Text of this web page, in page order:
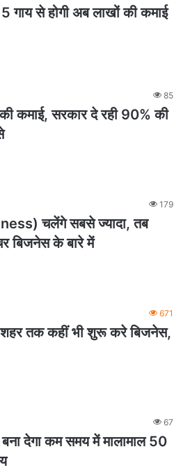
गाय से होगी अब लाखों की कमाई
85
कमाई, सरकार दे रही 90% की
179
चलेंगे सबसे ज्यादा, तब
बिजनेस के बारे में
671
तक कहीं भी शुरू करे बिजनेस,
67
देगा कम समय में मालामाल 50